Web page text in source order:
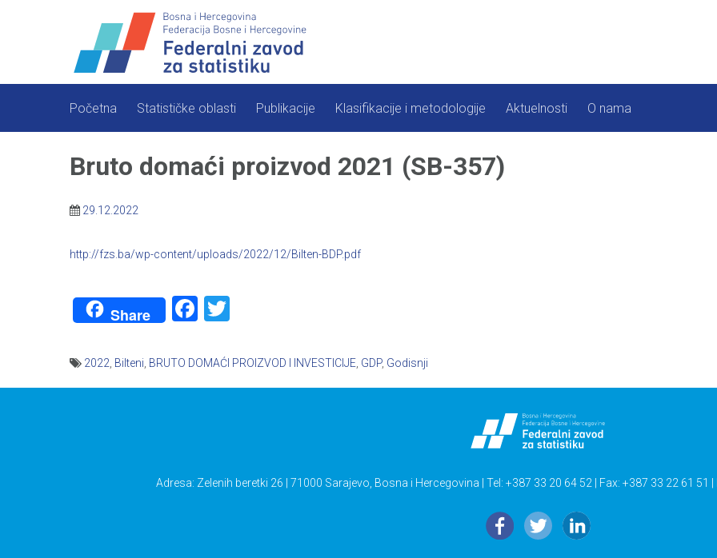
Početna Statističke oblasti Publikacije Klasifikacije i metodologije Aktuelnosti O nama
Bruto domaći proizvod 2021 (SB-357)
29.12.2022
http://fzs.ba/wp-content/uploads/2022/12/Bilten-BDP.pdf
Share Facebook
2022 Bilteni BRUTO DOMAĆI PROIZVOD I INVESTICIJE GDP, Godisnji
Adresa: Zelenih beretki 26 | 71000 Sarajevo, Bosna i Hercegovina | Tel: +387 33 20 64 52 | Fax: +387 33 22 61 51 |